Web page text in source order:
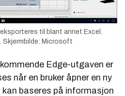
til blant annet Excel.
Skjermbilde: Microsoft
Edge-utgaven er
når en bruker åpner en ny
baseres på informasjon